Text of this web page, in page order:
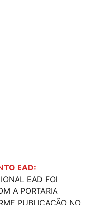
EAD:
EAD FOI
A PORTARIA
PUBLICAÇÃO NO